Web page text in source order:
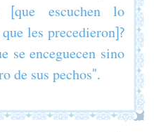
escuchen lo
les precedieron]?
se enceguecen sino
de sus pechos”.